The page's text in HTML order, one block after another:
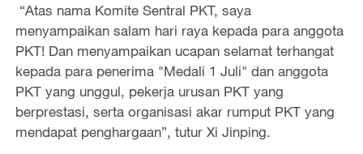
“Atas nama Komite Sentral PKT, saya
menyampaikan salam hari raya kepada para anggota
PKT! Dan menyampaikan ucapan selamat terhangat
kepada para penerima "Medali 1 Juli" dan anggota
PKT yang unggul, pekerja urusan PKT yang
berprestasi, serta organisasi akar rumput PKT yang
mendapat penghargaan”, tutur Xi Jinping.